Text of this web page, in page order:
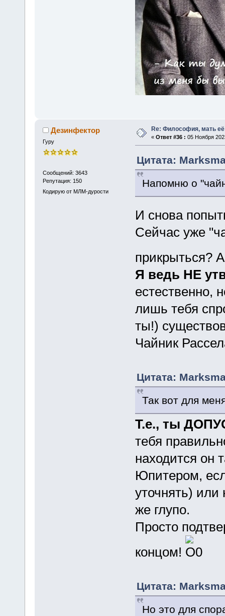
Дезинфектор
Гуру
Сообщений: 3643
Репутация: 150
Кодирую от МЛМ-дурости
Re: Философия, мать её
« Ответ #36 : 05 Ноября
Цитата:
Напомню о
И снова
Сейчас уже
прикрыться?
Я ведь НЕ
естественно,
лишь тебя
ты!)
Чайник
Цитата:
Так вот для
Т.е., ты
тебя
находится он
Юпитером,
уточнять) или
же глупо.
Просто
концом!
Цитата:
Но это для